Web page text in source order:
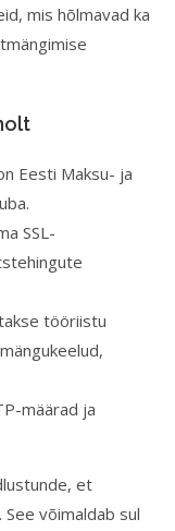
mis hõlmavad ka
Eesti Maksu- ja
SSL-
tööriistu
määrad ja
et
võimaldab sul